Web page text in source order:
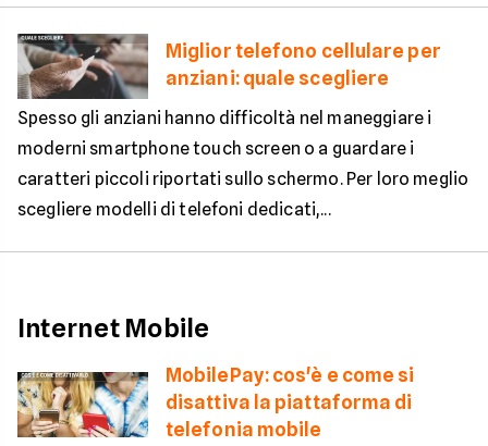
Miglior telefono cellulare per
anziani: quale scegliere
Spesso gli anziani hanno difficoltà nel maneggiare i
moderni smartphone touch screen o a guardare i
caratteri piccoli riportati sullo schermo. Per loro meglio
scegliere modelli di telefoni dedicati,...
Internet Mobile
MobilePay: cos'è e come si
disattiva la piattaforma di
telefonia mobile